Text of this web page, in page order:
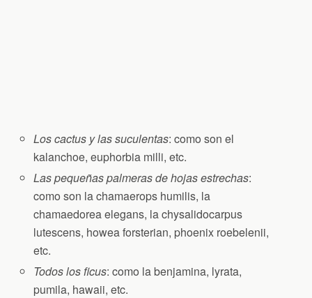
Los cactus y las suculentas: como son el
kalanchoe, euphorbia milli, etc.
Las pequeñas palmeras de hojas estrechas:
como son la chamaerops humilis, la
chamaedorea elegans, la chysalidocarpus
lutescens, howea forsterian, phoenix roebelenii,
etc.
Todos los ficus: como la benjamina, lyrata,
pumila, hawaii, etc.